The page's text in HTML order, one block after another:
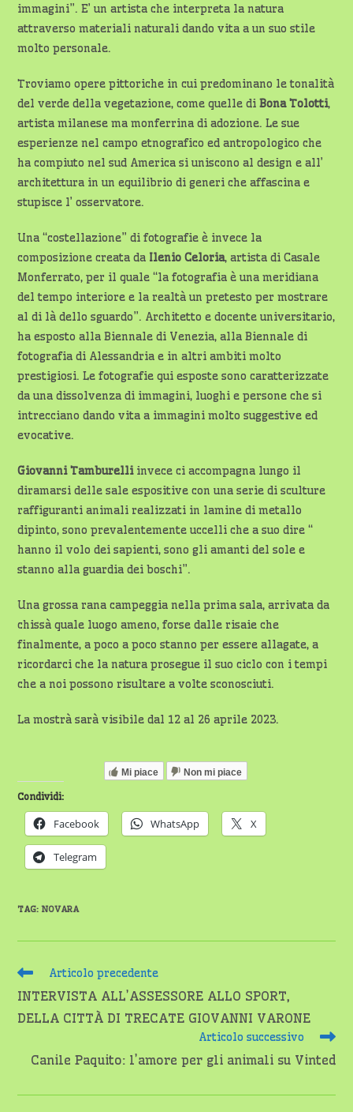
immagini”. E’ un artista che interpreta la natura
attraverso materiali naturali dando vita a un suo stile
molto personale.
Troviamo opere pittoriche in cui predominano le tonalità
del verde della vegetazione, come quelle diBona Tolotti,
artista milanese ma monferrina di adozione. Le sue
esperienze nel campo etnografico ed antropologico che
ha compiuto nel sud America si uniscono al design e all’
architettura in un equilibrio di generi che affascina e
stupisce l’ osservatore.
Una “costellazione” di fotografie è invece la
composizione creata da Ilenio Celoria, artista di Casale
Monferrato, per il quale “la fotografia è una meridiana
del tempo interiore e la realtà un pretesto per mostrare
al di là dello sguardo”. Architetto e docente universitario,
ha esposto alla Biennale di Venezia, alla Biennale di
fotografia di Alessandria e in altri ambiti molto
prestigiosi. Le fotografie qui esposte sono caratterizzate
da una dissolvenza di immagini, luoghi e persone che si
intrecciano dando vita a immagini molto suggestive ed
evocative.
Giovanni Tamburelliinvece ci accompagna lungo il
diramarsi delle sale espositive con una serie di sculture
raffiguranti animali realizzati in lamine di metallo
dipinto, sono prevalentemente uccelli che a suo dire “
hanno il volo dei sapienti, sono gli amanti del sole e
stanno alla guardia dei boschi”.
Una grossa rana campeggia nella prima sala, arrivata da
chissà quale luogo ameno, forse dalle risaie che
finalmente, a poco a poco stanno per essere allagate, a
ricordarci che la natura prosegue il suo ciclo con i tempi
che a noi possono risultare a volte sconosciuti.
La mostrà sarà visibile dal 12 al 26 aprile 2023.
Mi piace Non mi piace
Condividi:
Facebook WhatsApp X
Telegram
TAG:NOVARA
Leggi
articoli
Articolo precedente
INTERVISTA ALL’ASSESSORE ALLO SPORT,
DELLA CITTÀ DI TRECATE GIOVANNI VARONE
Articolo successivo
Canile Paquito: l’amore per gli animali su Vinted